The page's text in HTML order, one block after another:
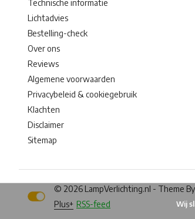
Technische informatie
Lichtadvies
Bestelling-check
Over ons
Reviews
Algemene voorwaarden
Privacybeleid & cookiegebruik
Klachten
Disclaimer
Sitemap
© 2026 LampVerlichting.nl - Theme By
Plus+ RSS-feed Wij